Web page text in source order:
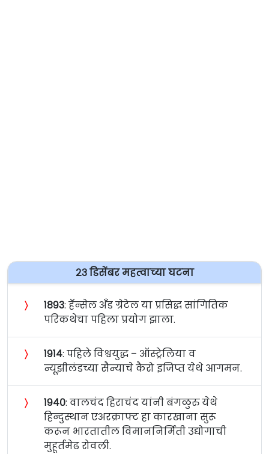
२३ डिसेंबर महत्वाच्या घटना
〉 १८९३: हॅन्सेल अ‍ॅंड ग्रेटेल या प्रसिद्ध सांगितिक
परिकथेचा पहिला प्रयोग झाला.
〉 १९१४: पहिले विश्वयुद्ध – ऑस्ट्रेलिया व
न्यूझीलंडच्या सैन्याचे कैरो इजिप्त येथे आगमन.
〉 १९४०: वालचंद हिराचंद यांनी बंगळुरु येथे
हिन्दुस्थान एअरक्राफ्ट हा कारखाना सुरू
करून भारतातील विमाननिर्मिती उद्योगाची
मुहूर्तमेढ रोवली.